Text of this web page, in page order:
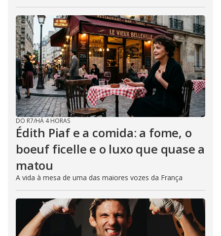
DO R7/HÁ 4 HORAS
Édith Piaf e a comida: a fome, o
boeuf ficelle e o luxo que quase a
matou
A vida à mesa de uma das maiores vozes da França